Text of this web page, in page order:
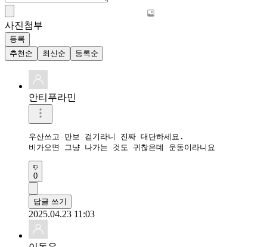
사진첨부
등록
추천순
최신순 등록순
안티푸라민
우산쓰고 만보 걷기라니 진짜 대단하세요.
비가오면 그냥 나가는 것도 귀찮은데 운동이라니요
0
답글 쓰기
2025.04.23 11:03